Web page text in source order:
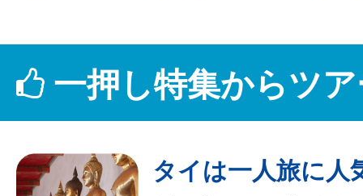
一押し特集からツ
タイは一人旅に人